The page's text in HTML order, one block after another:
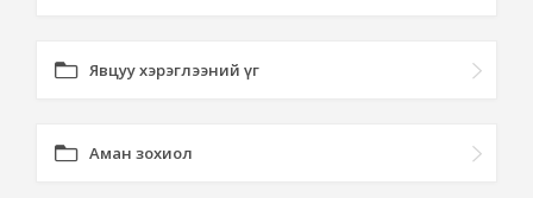
Явцуу хэрэглээний үг
Аман зохиол